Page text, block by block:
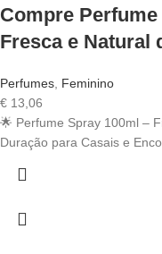
Compre
Fresca e Natural
Perfumes Feminino
€ 13,06
🌟 Perfume Spray 100ml –
Duração para Casais e